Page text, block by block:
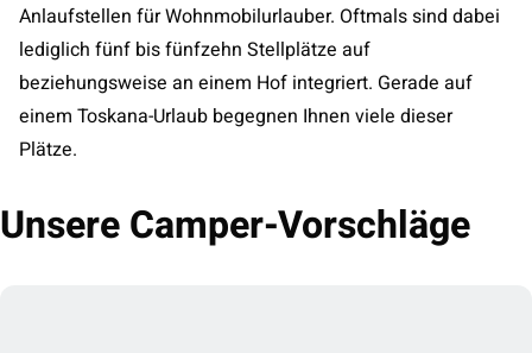
Anlaufstellen für Wohnmobilurlauber. Oftmals sind dabei
lediglich fünf bis fünfzehn Stellplätze auf
beziehungsweise an einem Hof integriert. Gerade auf
einem Toskana-Urlaub begegnen Ihnen viele dieser
Plätze.
Unsere Camper-Vorschläge